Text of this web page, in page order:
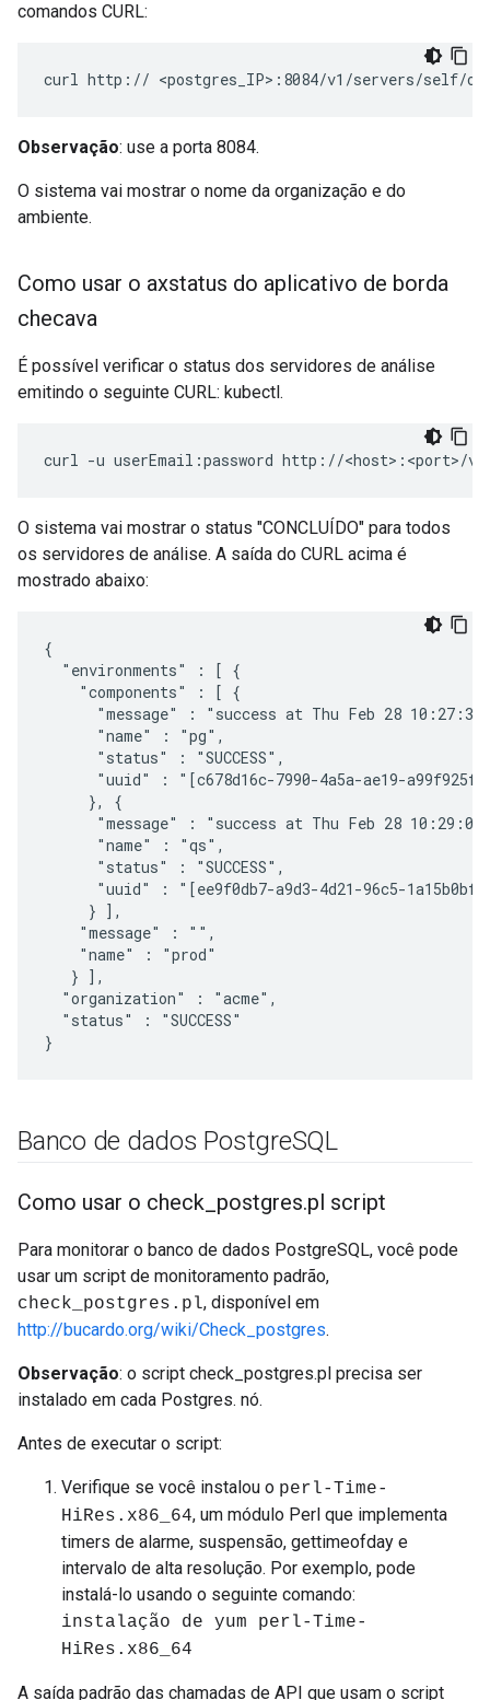
comandos CURL:
curl http:// <postgres_IP>:8084/v1/servers/self/
Observação: use a porta 8084.
O sistema vai mostrar o nome da organização e do
ambiente.
Como usar o axstatus do aplicativo de borda
checava
É possível verificar o status dos servidores de análise
emitindo o seguinte CURL: kubectl.
curl -u userEmail:password http://<host>:<port>/v1/
O sistema vai mostrar o status "CONCLUÍDO" para todos
os servidores de análise. A saída do CURL acima é
mostrado abaixo:
{
  "environments" : [ {
    "components" : [ {
"message" : "success at Thu Feb 28 10:27:38
      "name" : "pg",
      "status" : "SUCCESS",
"uuid" : "[c678d16c-7990-4a5a-ae19-
     }, {
"message" : "success at Thu Feb 28 10:29:03
      "name" : "qs",
      "status" : "SUCCESS",
"uuid" : "[ee9f0db7-a9d3-4d21-96c5-
     } ],
    "message" : "",
    "name" : "prod"
   } ],
  "organization" : "acme",
  "status" : "SUCCESS"
}
Banco de dados PostgreSQL
Como usar o check postgres.pl script
Para monitorar o banco de dados PostgreSQL, você pode
usar um script de monitoramento padrão,
check_postgres.pl, disponível em
http://bucardo.org/wiki/Check_postgres.
Observação: o script check_postgres.pl precisa ser
instalado em cada Postgres. nó.
Antes de executar o script:
Verifique se você instalou o perl-Time-
HiRes.x86_64, um módulo Perl que implementa
timers de alarme, suspensão, gettimeofday e
intervalo de alta resolução. Por exemplo, pode
instalá-lo usando o seguinte comando:
instalação de yum perl-Time-
HiRes.x86_64
A saída padrão das chamadas de API que usam o script